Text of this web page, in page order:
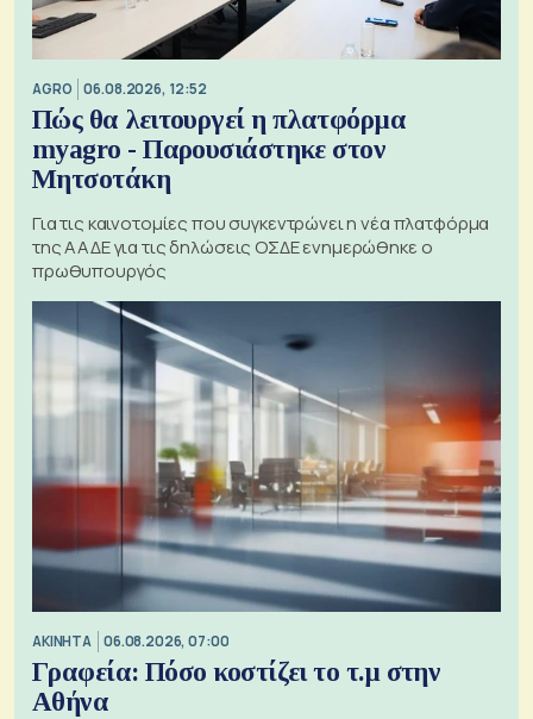
AGRO 06.08.2026, 12:52
Πώς θα λειτουργεί η πλατφόρμα
myagro - Παρουσιάστηκε στον
Μητσοτάκη
Για τις καινοτομίες που συγκεντρώνει η νέα πλατφόρμα
της ΑΑΔΕ για τις δηλώσεις ΟΣΔΕ ενημερώθηκε ο
πρωθυπουργός
ΑΚΙΝΗΤΑ 06.08.2026, 07:00
Γραφεία: Πόσο κοστίζει το τ.μ στην
Αθήνα